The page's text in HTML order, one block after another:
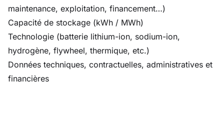
maintenance, exploitation, financement…)
Capacité de stockage (kWh / MWh)
Technologie (batterie lithium-ion, sodium-ion,
hydrogène, flywheel, thermique, etc.)
Données techniques, contractuelles, administratives et
financières